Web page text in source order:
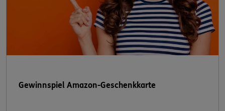
Gewinnspiel Amazon-Geschenkkarte